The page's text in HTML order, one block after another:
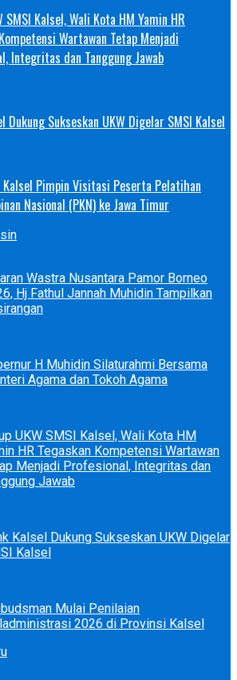
SMSI Kalsel, Wali Kota HM Yamin HR
Wartawan Tetap Menjadi
Integritas dan Tanggung Jawab
Dukung Sukseskan UKW Digelar SMSI Kalsel
Kalsel Pimpin Visitasi Peserta Pelatihan
Nasional (PKN) ke Jawa Timur
Wastra Nusantara Pamor Borneo
Hj Fathul Jannah Muhidin Tampilkan
H Muhidin Silaturahmi Bersama
Agama dan Tokoh Agama
UKW SMSI Kalsel, Wali Kota HM
HR Tegaskan Kompetensi Wartawan
Menjadi Profesional, Integritas dan
Jawab
Kalsel Dukung Sukseskan UKW Digelar
Kalsel
Mulai Penilaian
2026 di Provinsi Kalsel